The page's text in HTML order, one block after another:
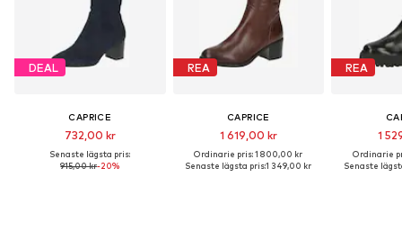
DEAL
CAPRICE
732,00 kr
Senaste lägsta pris:
915,00 kr-20%
REA
CAPRICE
1 619,00 kr
Ordinarie pris: 1 800,00 kr
Senaste lägsta pris:1 349,00 kr
REA
1
Ordinarie
Senaste